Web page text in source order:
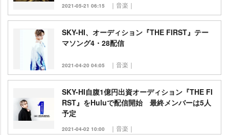
2021-05-21 06:15 ｜音楽｜
SKY-HI、オーディション『THE FIRST』テー
マソング4・28配信
2021-04-20 04:05 ｜音楽｜
SKY-HI自腹1億円出資オーディション『THE FI
RST』をHuluで配信開始 最終メンバーは5人
予定
2021-04-02 10:00 ｜音楽｜